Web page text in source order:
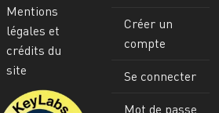
Mentions
légales et
crédits du
site
Image
Créer un
compte
Se connecter
Mot de passe